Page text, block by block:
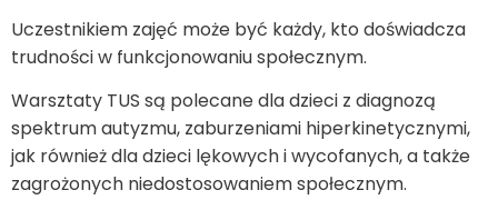
Uczestnikiem zajęć może być każdy, kto doświadcza
trudności w funkcjonowaniu społecznym.
Warsztaty TUS są polecane dla dzieci z diagnozą
spektrum autyzmu, zaburzeniami hiperkinetycznymi,
jak również dla dzieci lękowych i wycofanych, a także
zagrożonych niedostosowaniem społecznym.